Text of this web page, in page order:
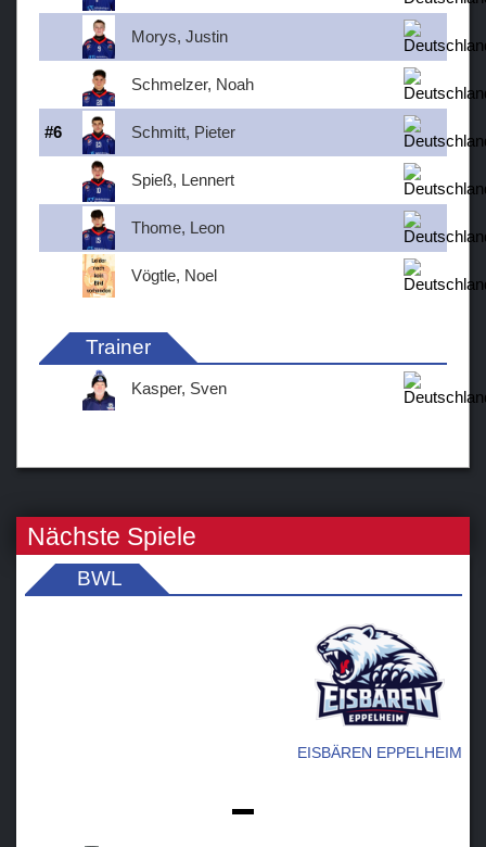
Morys, Justin
Schmelzer, Noah
#6 Schmitt, Pieter
Spieß, Lennert
Thome, Leon
Vögtle, Noel
Trainer
Kasper, Sven
Nächste Spiele
BWL
EISBÄREN EPPELHEIM
-